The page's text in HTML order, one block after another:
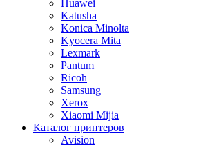
Huawei
Katusha
Konica Minolta
Kyocera Mita
Lexmark
Pantum
Ricoh
Samsung
Xerox
Xiaomi Mijia
Каталог принтеров
Avision